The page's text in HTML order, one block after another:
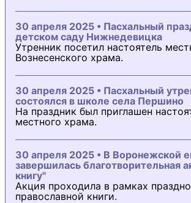
30 апреля 2025 • Пасхальный
детском саду Нижнедевицка
Утренник посетил настоятель
Вознесенского храма.
30 апреля 2025 • Пасхальный
состоялся в школе села Першино
На праздник был приглашен
местного храма.
30 апреля 2025 • В Воронежской
завершилась благотворительная
книгу"
Акция проходила в рамках
православной книги.